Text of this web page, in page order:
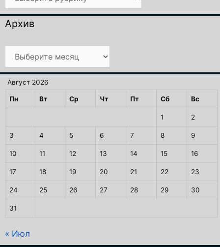
Архив
Архив
Август 2026
Пн Вт Ср Чт Пт Сб Вс
1 2
3 4 5 6 7 8 9
10 11 12 13 14 15 16
17 18 19 20 21 22 23
24 25 26 27 28 29 30
31
« Июл